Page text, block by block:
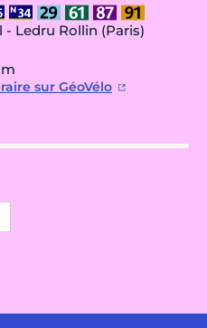
Ledru Rollin (Paris)
sur GéoVélo